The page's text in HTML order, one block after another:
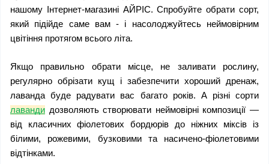
нашому Інтернет-магазині АЙРІС. Спробуйте обрати сорт,
який підійде саме вам - і насолоджуйтесь неймовірним
цвітіння протягом всього літа.
Якщо правильно обрати місце, не заливати рослину,
регулярно обрізати кущ і забезпечити хороший дренаж,
лаванди дозволяють створювати неймовірні композиції —
від класичних фіолетових бордюрів до ніжних міксів із
білими, рожевими, бузковими та насичено-фіолетовими
відтінками.